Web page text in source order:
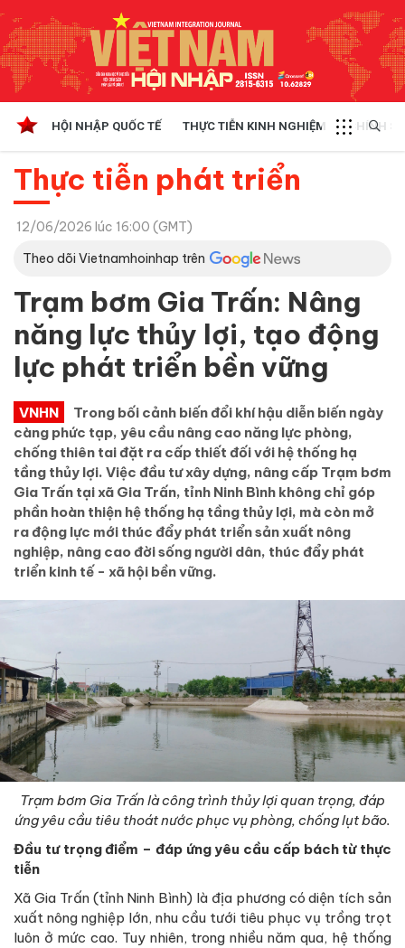
HỘI NHẬP QUỐC TẾ THỰC TIỄN KINH NGHIỆM CHÍNH
Thực tiễn phát triển
12/06/2026 lúc 16:00 (GMT)
Theo dõi Vietnamhoinhap trên
Trạm bơm Gia Trấn: Nâng
năng lực thủy lợi, tạo động
lực phát triển bền vững
VNHN
Trong bối cảnh biến đổi khí hậu diễn biến ngày
càng phức tạp, yêu cầu nâng cao năng lực phòng,
chống thiên tai đặt ra cấp thiết đối với hệ thống hạ
tầng thủy lợi. Việc đầu tư xây dựng, nâng cấp Trạm bơm
Gia Trấn tại xã Gia Trấn, tỉnh Ninh Bình không chỉ góp
phần hoàn thiện hệ thống hạ tầng thủy lợi, mà còn mở
ra động lực mới thúc đẩy phát triển sản xuất nông
nghiệp, nâng cao đời sống người dân, thúc đẩy phát
triển kinh tế - xã hội bền vững.
Trạm bơm Gia Trấn là công trình thủy lợi quan trọng, đáp
ứng yêu cầu tiêu thoát nước phục vụ phòng, chống lụt bão.
Đầu tư trọng điểm – đáp ứng yêu cầu cấp bách từ thực
tiễn
Xã Gia Trấn (tỉnh Ninh Bình) là địa phương có diện tích sản
xuất nông nghiệp lớn, nhu cầu tưới tiêu phục vụ trồng trọt
luôn ở mức cao. Tuy nhiên, trong nhiều năm qua, hệ thống